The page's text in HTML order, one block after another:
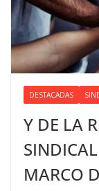
DESTACADAS
Y DE LA
MARCO